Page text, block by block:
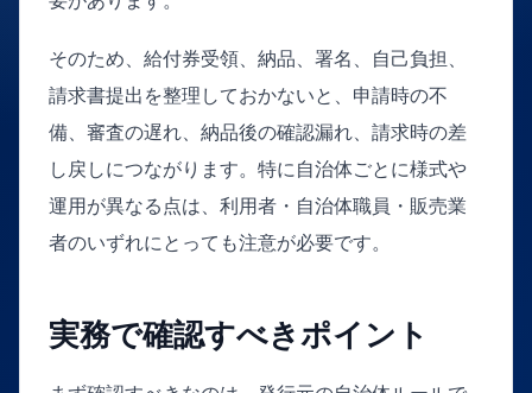
そのため、給付券受領、納品、署名、自己負担、
請求書提出を整理しておかないと、申請時の不
備、審査の遅れ、納品後の確認漏れ、請求時の差
し戻しにつながります。特に自治体ごとに様式や
運用が異なる点は、利用者・自治体職員・販売業
者のいずれにとっても注意が必要です。
実務で確認すべきポイント